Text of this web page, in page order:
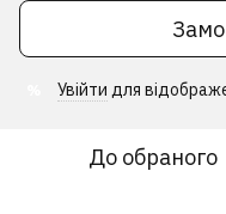
Увійти для
До обраного